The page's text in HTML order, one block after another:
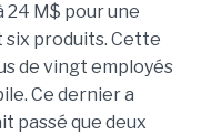
24 M$ pour une
six produits. Cette
de vingt employés
Ce dernier a
passé que deux